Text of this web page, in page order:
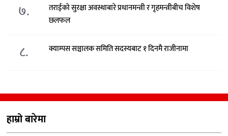
७.
तराईको सुरक्षा अवस्थाबारे प्रधानमन्त्री र गृहमन्त्रीबीच विशेष
छलफल
८. क्याम्पस सञ्चालक समिति सदस्यबाट १ दिनमै राजीनामा
हाम्रो बारेमा